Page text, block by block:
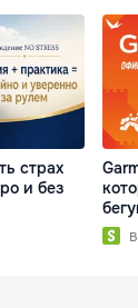
страх
и без